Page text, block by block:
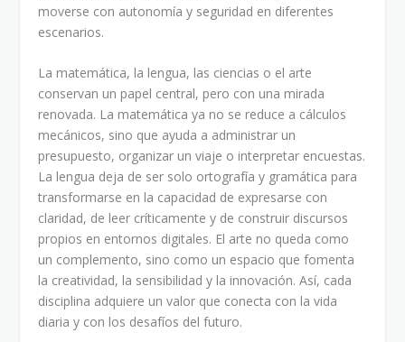
moverse con autonomía y seguridad en diferentes
escenarios.
La matemática, la lengua, las ciencias o el arte
conservan un papel central, pero con una mirada
renovada. La matemática ya no se reduce a cálculos
mecánicos, sino que ayuda a administrar un
presupuesto, organizar un viaje o interpretar encuestas.
La lengua deja de ser solo ortografía y gramática para
transformarse en la capacidad de expresarse con
claridad, de leer críticamente y de construir discursos
propios en entornos digitales. El arte no queda como
un complemento, sino como un espacio que fomenta
la creatividad, la sensibilidad y la innovación. Así, cada
disciplina adquiere un valor que conecta con la vida
diaria y con los desafíos del futuro.